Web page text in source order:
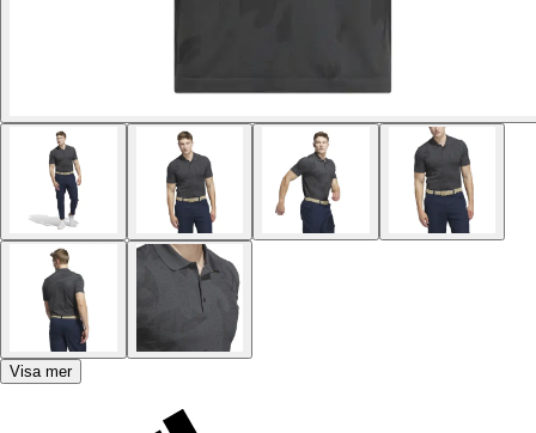
Visa mer